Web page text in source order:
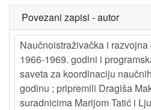
Povezani zapisi - autor
Naučnoistraživačka i
1966-1969. godini i
saveta za koordinaciju
godinu ; pripremili Dragiša
suradnicima Marijom Tatić i